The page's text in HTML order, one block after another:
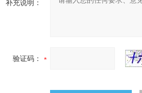
补充说明：
验证码：